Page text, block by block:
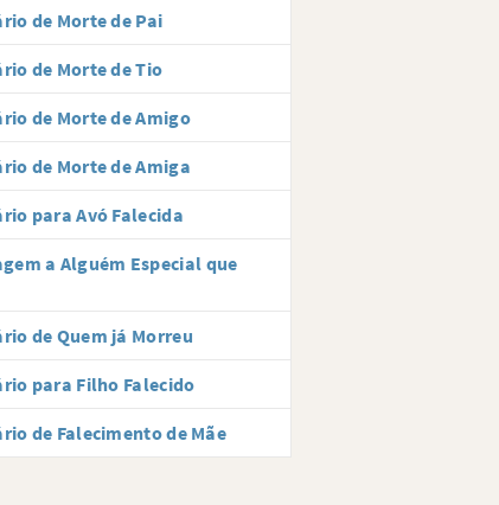
de Morte de Pai
de Morte de Tio
de Morte de Amigo
de Morte de Amiga
para Avó Falecida
a Alguém Especial que
de Quem já Morreu
para Filho Falecido
de Falecimento de Mãe